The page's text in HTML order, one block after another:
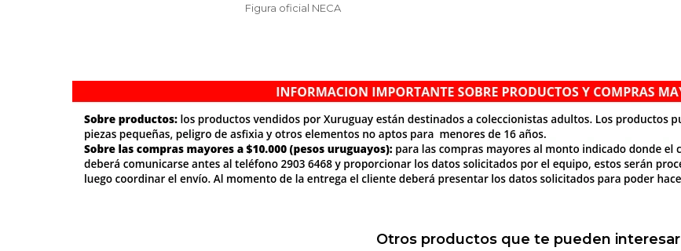
Figura oficial NECA
Otros productos que te pueden interesar